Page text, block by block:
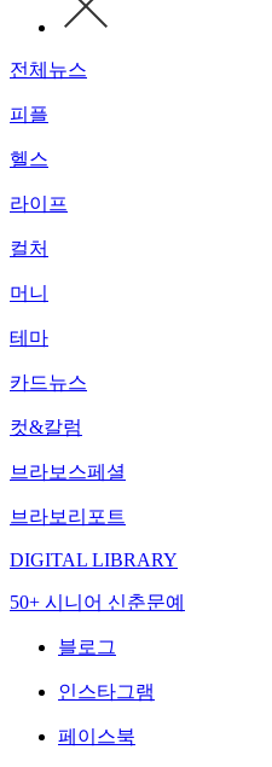
전체뉴스
피플
헬스
라이프
컬처
머니
테마
카드뉴스
컷&칼럼
브라보스페셜
브라보리포트
DIGITAL LIBRARY
50+ 시니어 신춘문예
블로그
인스타그램
페이스북